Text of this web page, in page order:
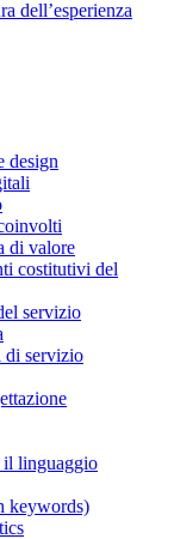
dell’esperienza
design
di valore
costitutivi del
servizio
di servizio
il linguaggio
keywords)